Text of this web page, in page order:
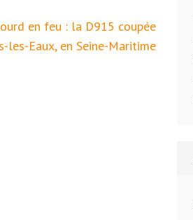
en feu : la D915 coupée
les-Eaux, en Seine-Maritime